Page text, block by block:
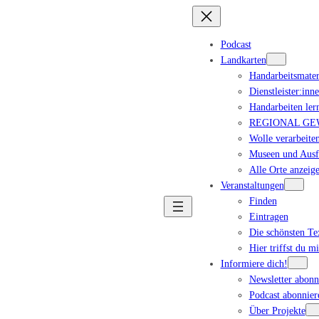
Podcast
Landkarten
Handarbeiten
REGIONAL
Wolle
Museen und
Alle Orte
Veranstaltungen
Finden
Eintragen
Die schönsten
Hier triffst du
Informiere dich!
Newsletter
Podcast
Über Projekte